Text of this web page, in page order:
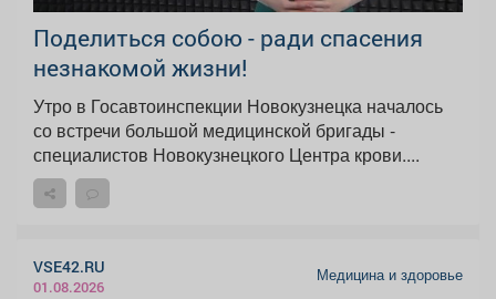
‍Поделиться собою - ради спасения
незнакомой жизни!
Утро в Госавтоинспекции Новокузнецка началось
со встречи большой медицинской бригады -
специалистов Новокузнецкого Центра крови....
VSE42.RU
01.08.2026
Медицина и здоровье